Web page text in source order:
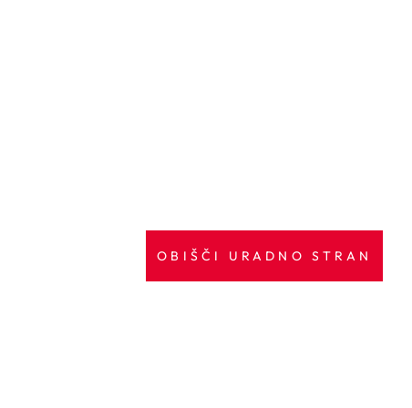
OBIŠČI URADNO STRAN